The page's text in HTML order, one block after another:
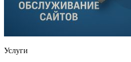
Услуги